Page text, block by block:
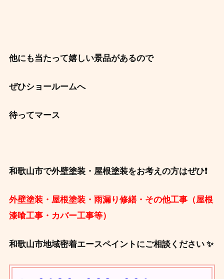
他にも当たって嬉しい景品があるので
ぜひショールームへ
待ってマース
和歌山市で外壁塗装・屋根塗装をお考えの方はぜひ❗
外壁塗装・屋根塗装・雨漏り修繕・その他工事（屋根
漆喰工事・カバー工事等）
和歌山市地域密着エースペイントにご相談ください ✨